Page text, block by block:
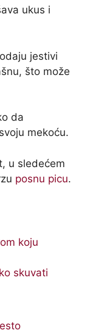
ukus i
jestivi
što može
da
mekoću.
u sledećem
posnu picu.
koju
skuvati